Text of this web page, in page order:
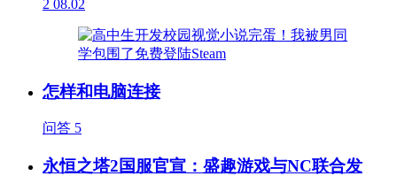
2 08.02
怎样和电脑连接
问答 5
永恒之塔2国服官宣：盛趣游戏与NC联合发